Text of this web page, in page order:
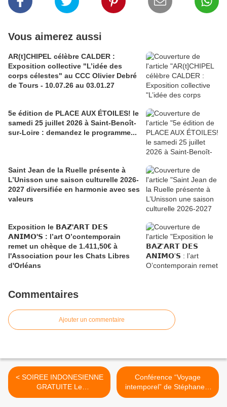
Vous aimerez aussi
AR(t]CHIPEL célèbre CALDER :
Exposition collective "L’idée des
corps célestes" au CCC Olivier Debré
de Tours - 10.07.26 au 03.01.27
5e édition de PLACE AUX ÉTOILES! le
samedi 25 juillet 2026 à Saint-Benoît-
sur-Loire : demandez le programme...
Saint Jean de la Ruelle présente à
L’Unisson une saison culturelle 2026-
2027 diversifiée en harmonie avec ses
valeurs
Exposition le 𝗕𝗔𝗭'𝗔𝗥𝗧 𝗗𝗘𝗦
𝗔𝗡𝗜𝗠𝗢'𝗦 : l’art O’contemporain
remet un chèque de 1.411,50€ à
l'Association pour les Chats Libres
d'Orléans
Commentaires
Ajouter un commentaire
< SOIREE INDONESIENNE
GRATUITE Le
Mahâbhârata 3...
Conférence “Voyage
intemporel” de Stéphane...
>